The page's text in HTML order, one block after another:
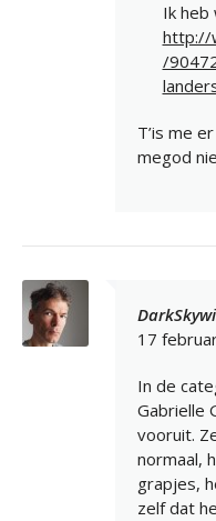
Ik heb
http://
/
T’is me
megod
17
In de
Gabrielle
vooruit.
normaal,
grapjes,
zelf dat